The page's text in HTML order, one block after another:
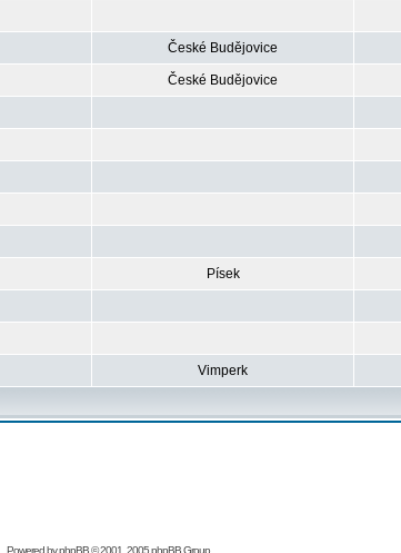
České Budějovice
České Budějovice
Písek
Vimperk
Powered byphpBB© 2001, 2005 phpBB Group